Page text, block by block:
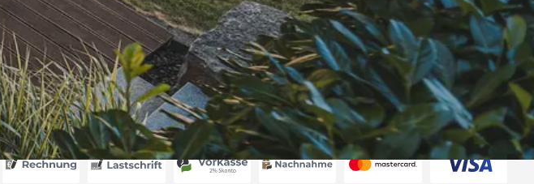
Akzeptierte Zahlungsarten